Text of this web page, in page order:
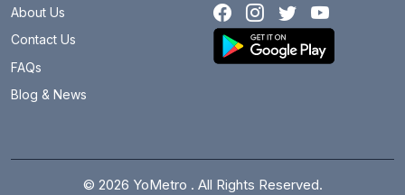
ब्रिगेडियर होशियार सिंह
बुराड़ी
About Us
Contact Us
FAQs
Blog & News
© 2026 YoMetro . All Rights Reserved.